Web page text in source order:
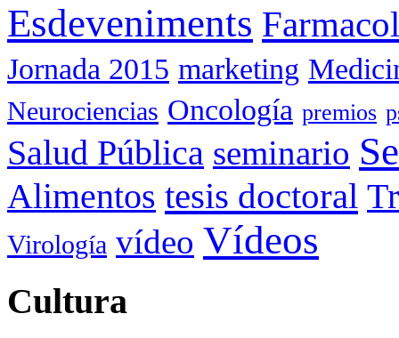
Esdeveniments
Jornada 2015 marketing
Neurociencias Oncología premios
Salud Pública seminario
Alimentos tesis doctoral
Virología vídeo Vídeos
Cultura